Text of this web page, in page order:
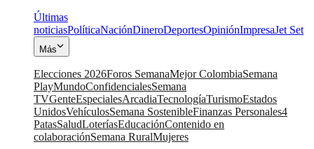
Últimas
noticiasPolíticaNaciónDineroDeportesOpiniónImpresaJet Set
Más
Elecciones 2026Foros SemanaMejor ColombiaSemana
PlayMundoConfidencialesSemana
TVGenteEspecialesArcadiaTecnologíaTurismoEstados
UnidosVehículosSemana SostenibleFinanzas Personales4
PatasSaludLoteríasEducaciónContenido en
colaboraciónSemana RuralMujeres